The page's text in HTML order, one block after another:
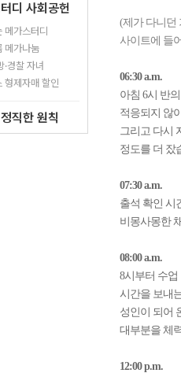
디 사회공헌
메가스터디
메가나눔
·경찰 자녀
형제자매 할인
직한 원칙
(제가 다니던
사이트에 들
06:30 a.m.
아침 6시 반
적응되지 않
그리고 다시
정도를 더 잤
07:30 a.m.
출석 확인 시
비몽사몽한
08:00 a.m.
8시부터 수
시간을 보내
성인이 되어
대부분을 체
12:00 p.m.